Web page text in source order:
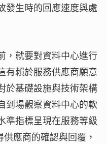
發生時的回應速度與處
，就要對資料中心進行
有賴於服務供應商願意
於基礎設施與技術架構
到場觀察資料中心的軟
準指標呈現在服務等級
應商的確認與回覆，